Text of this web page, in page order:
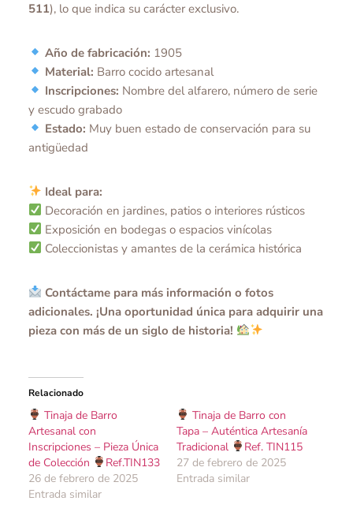
511), lo que indica su carácter exclusivo.
Año de fabricación: 1905
Material: Barro cocido artesanal
Inscripciones: Nombre del alfarero, número de serie
y escudo grabado
Estado: Muy buen estado de conservación para su
antigüedad
Ideal para:
Decoración en jardines, patios o interiores rústicos
Exposición en bodegas o espacios vinícolas
Coleccionistas y amantes de la cerámica histórica
Contáctame para más información o fotos
adicionales. ¡Una oportunidad única para adquirir una
pieza con más de un siglo de historia!
Relacionado
Tinaja de Barro
Artesanal con
Inscripciones – Pieza Única
de Colección
Ref.TIN133
26 de febrero de 2025
Entrada similar
Tinaja de Barro con
Tapa – Auténtica Artesanía
Tradicional
Ref. TIN115
27 de febrero de 2025
Entrada similar